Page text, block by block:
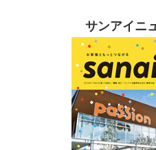
サンアイニ